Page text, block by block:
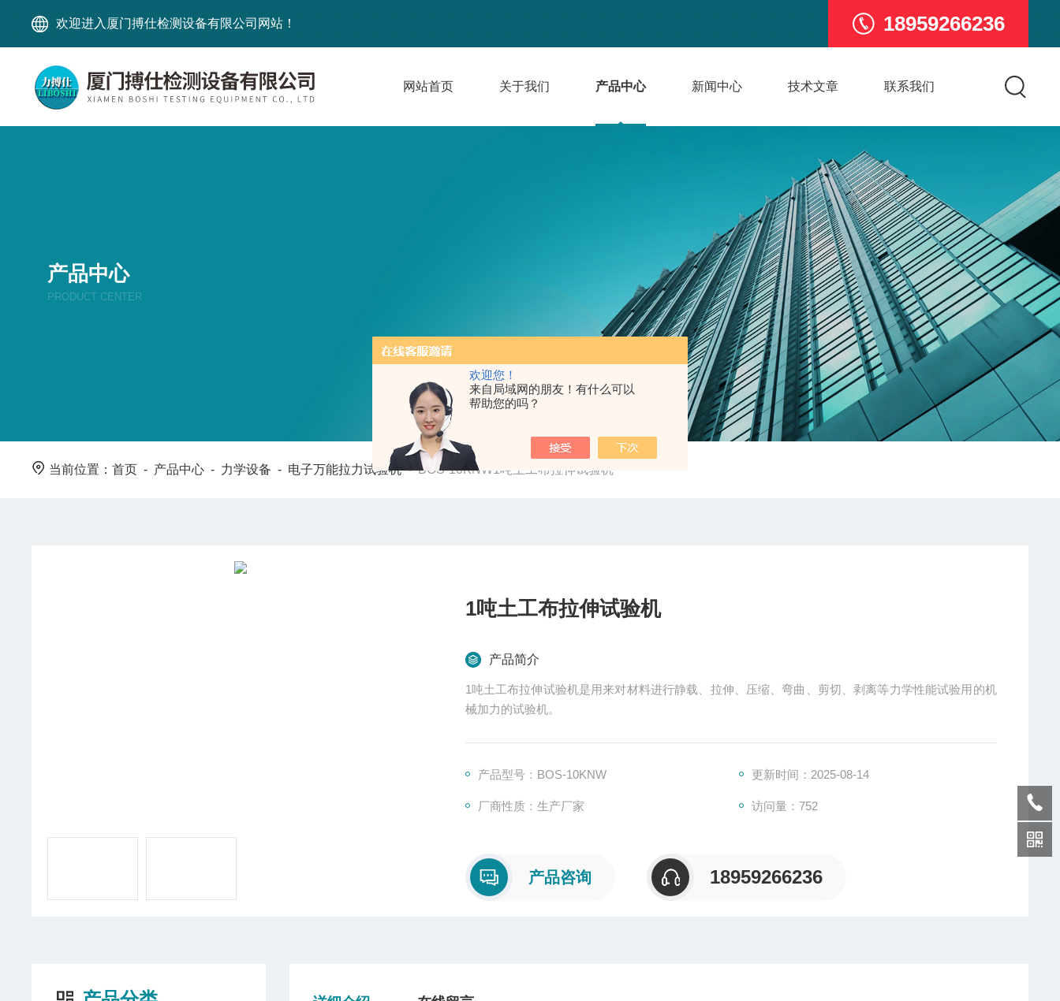
欢迎您！
来自局域网的朋友！有什么可以
帮助您的吗？
欢迎进入厦门搏仕检测设备有限公司网站！ 18959266236
网站首页 关于我们 产品中心 新闻中心 技术文章 联系我们
产品中心
PRODUCT CENTER
当前位置：首页 - 产品中心 - 力学设备 - 电子万能拉力试验机-BOS-10KNW1吨土工布拉伸试验机
1吨土工布拉伸试验机
产品简介
1吨土工布拉伸试验机是用来对材料进行静载、拉伸、压缩、弯曲、剪切、剥离等力学性能试验用的机
械加力的试验机。
产品型号：BOS-10KNW 更新时间：2025-08-14
厂商性质：生产厂家 访问量：752
产品咨询 18959266236